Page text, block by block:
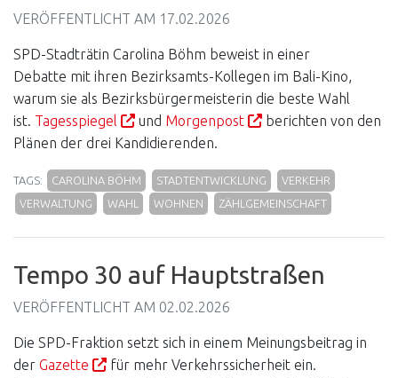
VERÖFFENTLICHT AM 17.02.2026
SPD-Stadträtin Carolina Böhm beweist in einer
Debatte mit ihren Bezirksamts-Kollegen im Bali-Kino,
warum sie als Bezirksbürgermeisterin die beste Wahl
ist. Tagesspiegel und Morgenpost
berichten von den
Plänen der drei Kandidierenden.
TAGS: CAROLINA BÖHM STADTENTWICKLUNG
VERKEHR
VERWALTUNG
WAHL WOHNEN ZÄHLGEMEINSCHAFT
Tempo 30 auf Hauptstraßen
VERÖFFENTLICHT AM 02.02.2026
Die SPD-Fraktion setzt sich in einem Meinungsbeitrag in
der Gazette
für mehr Verkehrssicherheit ein.